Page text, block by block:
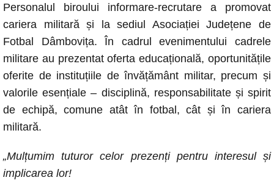
c
e
b
o
o
k
at
s
A
p
p
ss
e
n
g
er
p
y
Li
n
k
ail
Personalul biroului informare-recrutare a promovat
cariera militară și la sediul Asociației Județene de
Fotbal Dâmbovița. În cadrul evenimentului cadrele
militare au prezentat oferta educațională, oportunitățile
oferite de instituțiile de învățământ militar, precum și
valorile esențiale – disciplină, responsabilitate și spirit
de echipă, comune atât în fotbal, cât și în cariera
militară.
„Mulțumim tuturor celor prezenți pentru interesul și
implicarea lor!